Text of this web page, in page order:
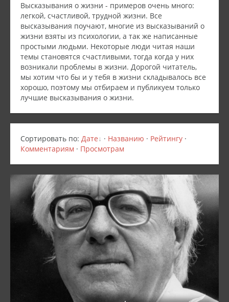
Высказывания о жизни - примеров очень много:
легкой, счастливой, трудной жизни. Все
высказывания поучают, многие из высказываний о
жизни взяты из психологии, а так же написанные
простыми людьми. Некоторые люди читая наши
темы становятся счастливыми, тогда когда у них
возникали проблемы в жизни. Дорогой читатель,
мы хотим что бы и у тебя в жизни складывалось все
хорошо, поэтому мы отбираем и публикуем только
лучшие высказывания о жизни.
Сортировать по: Дате · Названию · Рейтингу ·
Комментариям · Просмотрам